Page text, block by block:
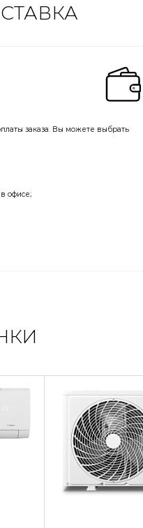
заказа. Вы можете выбрать
офисе;